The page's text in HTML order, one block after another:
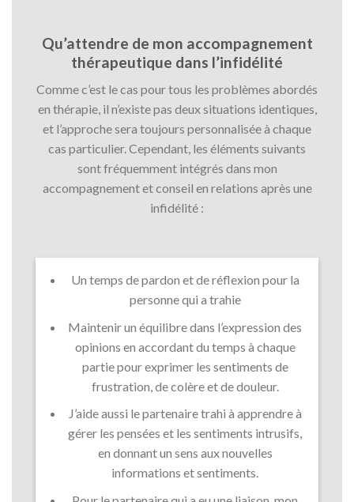
Qu’attendre de mon accompagnement
thérapeutique dans l’infidélité
Comme c’est le cas pour tous les problèmes abordés
en thérapie, il n’existe pas deux situations identiques,
et l’approche sera toujours personnalisée à chaque
cas particulier. Cependant, les éléments suivants
sont fréquemment intégrés dans mon
accompagnement et conseil en relations après une
infidélité :
Un temps de pardon et de réflexion pour la
personne qui a trahie
Maintenir un équilibre dans l’expression des
opinions en accordant du temps à chaque
partie pour exprimer les sentiments de
frustration, de colère et de douleur.
J’aide aussi le partenaire trahi à apprendre à
gérer les pensées et les sentiments intrusifs,
en donnant un sens aux nouvelles
informations et sentiments.